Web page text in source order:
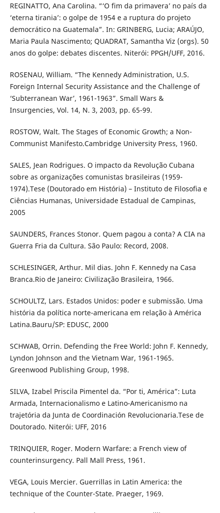
REGINATTO, Ana Carolina. “‘O fim da primavera’ no país da
‘eterna tirania’: o golpe de 1954 e a ruptura do projeto
democrático na Guatemala”. In: GRINBERG, Lucia; ARAÚJO,
Maria Paula Nascimento; QUADRAT, Samantha Viz (orgs). 50
anos do golpe: debates discentes. Niterói: PPGH/UFF, 2016.
ROSENAU, William. “The Kennedy Administration, U.S.
Foreign Internal Security Assistance and the Challenge of
‘Subterranean War’, 1961-1963”. Small Wars &
Insurgencies, Vol. 14, N. 3, 2003, pp. 65-99.
ROSTOW, Walt. The Stages of Economic Growth; a Non-
Communist Manifesto.Cambridge University Press, 1960.
SALES, Jean Rodrigues. O impacto da Revolução Cubana
sobre as organizações comunistas brasileiras (1959-
1974).Tese (Doutorado em História) – Instituto de Filosofia e
Ciências Humanas, Universidade Estadual de Campinas,
2005
SAUNDERS, Frances Stonor. Quem pagou a conta? A CIA na
Guerra Fria da Cultura. São Paulo: Record, 2008.
SCHLESINGER, Arthur. Mil dias. John F. Kennedy na Casa
Branca.Rio de Janeiro: Civilização Brasileira, 1966.
SCHOULTZ, Lars. Estados Unidos: poder e submissão. Uma
história da política norte-americana em relação à América
Latina.Bauru/SP: EDUSC, 2000
SCHWAB, Orrin. Defending the Free World: John F. Kennedy,
Lyndon Johnson and the Vietnam War, 1961-1965.
Greenwood Publishing Group, 1998.
SILVA, Izabel Priscila Pimentel da. “Por ti, América”: Luta
Armada, Internacionalismo e Latino-Americanismo na
trajetória da Junta de Coordinación Revolucionaria.Tese de
Doutorado. Niterói: UFF, 2016
TRINQUIER, Roger. Modern Warfare: a French view of
counterinsurgency. Pall Mall Press, 1961.
VEGA, Louis Mercier. Guerrillas in Latin America: the
technique of the Counter-State. Praeger, 1969.